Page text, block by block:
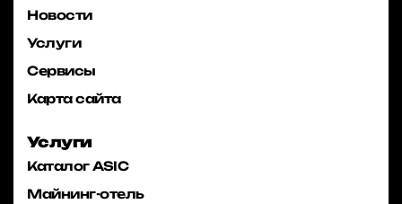
Новости
Услуги
Сервисы
Карта сайта
Услуги
Каталог ASIC
Майнинг-отель